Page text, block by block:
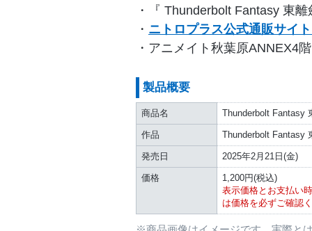
・『 Thunderbolt Fantasy 東
・ ニトロプラス公式通販サイ
・アニメイト秋葉原ANNEX4
製品概要
商品名 Thunderbolt Fantasy
作品 Thunderbolt Fantasy
発売日 2025年2月21日(金)
価格
1,200円(税込)
表示価格とお支払い
は価格を必ずご確認